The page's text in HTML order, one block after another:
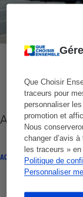
Que Choisir
traceurs pour
personnaliser
promotion et
Nous
changer d’avis
les traceurs »
Politique de
Personnaliser
Autocars - La
ACTUALITÉ